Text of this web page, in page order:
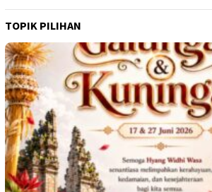
TOPIK PILIHAN